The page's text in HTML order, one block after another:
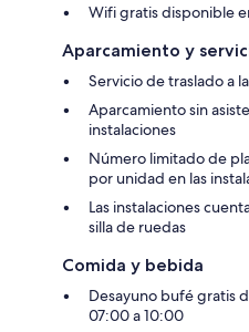
Wifi gratis disponible
Aparcamiento y
Servicio de traslado a
Aparcamiento sin
instalaciones
Número limitado de
por unidad en las
Las instalaciones
silla de ruedas
Comida y bebida
Desayuno bufé gratis
07:00 a 10:00